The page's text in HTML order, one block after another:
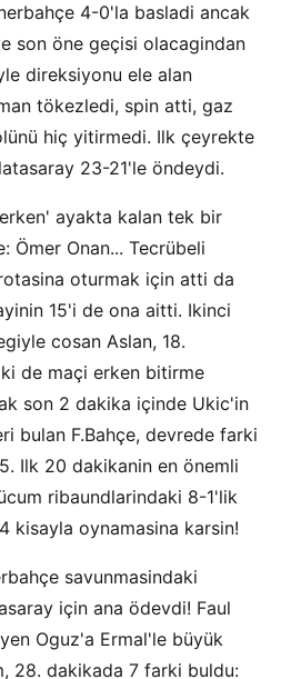
4-0'la basladi ancak
son öne geçisi olacagindan
direksiyonu ele alan
tökezledi, spin atti, gaz
hiç yitirmedi. Ilk çeyrekte
23-21'le öndeydi.
ayakta kalan tek bir
Ömer Onan... Tecrübeli
oturmak için atti da
15'i de ona aitti. Ikinci
cosan Aslan, 18.
de maçi erken bitirme
son 2 dakika içinde Ukic'in
bulan F.Bahçe, devrede farki
Ilk 20 dakikanin en önemli
ribaundlarindaki 8-1'lik
kisayla oynamasina karsin!
savunmasindaki
için ana ödevdi! Faul
Oguz'a Ermal'le büyük
28. dakikada 7 farki buldu: